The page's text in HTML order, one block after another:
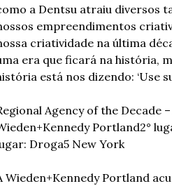
a Dentsu atraiu diversos
empreendimentos
criatividade na última
era que ficará na história,
está nos dizendo: ‘Use
Agency of the Decade
Portland2°
Droga5 New York
Wieden+Kennedy Portland